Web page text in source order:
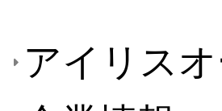
アイリス